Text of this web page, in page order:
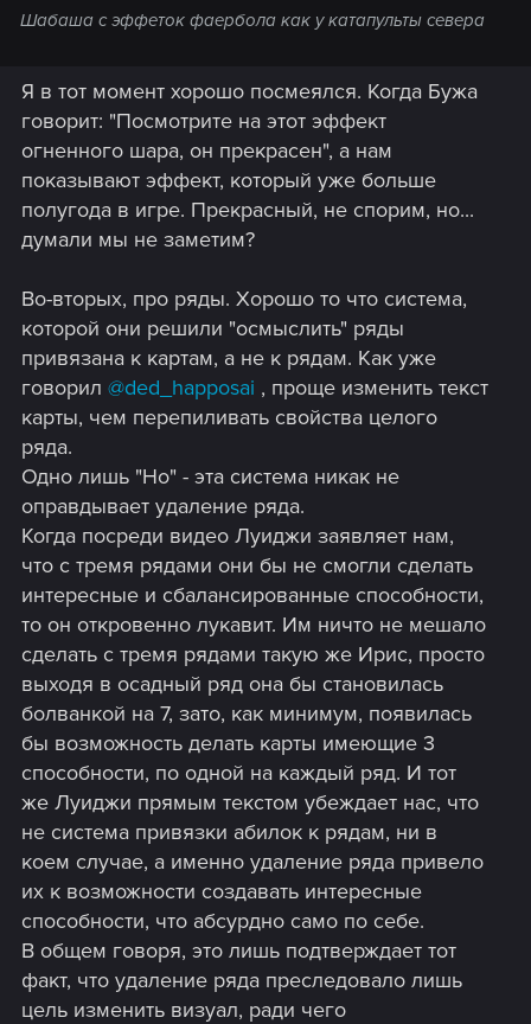
Шабаша с эффеток фаербола как у катапульты севера
Я в тот момент хорошо посмеялся. Когда Бужа
говорит: "Посмотрите на этот эффект
огненного шара, он прекрасен", а нам
показывают эффект, который уже больше
полугода в игре. Прекрасный, не спорим, но...
думали мы не заметим?
Во-вторых, про ряды. Хорошо то что система,
которой они решили "осмыслить" ряды
привязана к картам, а не к рядам. Как уже
говорил @ded_happosai , проще изменить текст
карты, чем перепиливать свойства целого
ряда.
Одно лишь "Но" - эта система никак не
оправдывает удаление ряда.
Когда посреди видео Луиджи заявляет нам,
что с тремя рядами они бы не смогли сделать
интересные и сбалансированные способности,
то он откровенно лукавит. Им ничто не мешало
сделать с тремя рядами такую же Ирис, просто
выходя в осадный ряд она бы становилась
болванкой на 7, зато, как минимум, появилась
бы возможность делать карты имеющие 3
способности, по одной на каждый ряд. И тот
же Луиджи прямым текстом убеждает нас, что
не система привязки абилок к рядам, ни в
коем случае, а именно удаление ряда привело
их к возможности создавать интересные
способности, что абсурдно само по себе.
В общем говоря, это лишь подтверждает тот
факт, что удаление ряда преследовало лишь
цель изменить визуал, ради чего